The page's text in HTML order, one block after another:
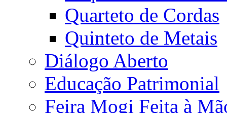
Quarteto de Cordas
Quinteto de Metais
Diálogo Aberto
Educação Patrimonial
Feira Mogi Feita à